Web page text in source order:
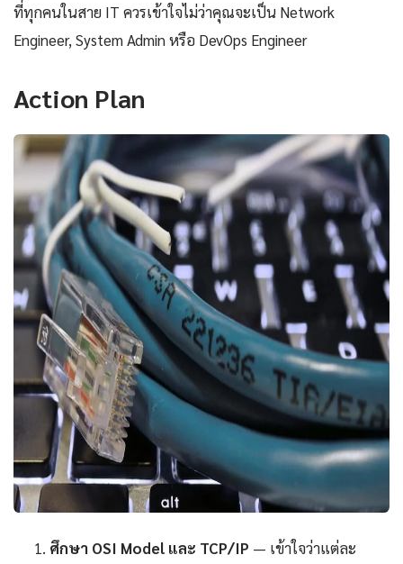
ที่ทุกคนในสาย IT ควรเข้าใจไม่ว่าคุณจะเป็น Network
Engineer, System Admin หรือ DevOps Engineer
Action Plan
ศึกษา OSI Model และ TCP/IP — เข้าใจว่าแต่ละ